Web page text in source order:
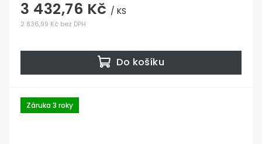
2 836,99 Kč bez DPH
3 432,76 Kč / KS
Do košíku
Záruka 3 roky